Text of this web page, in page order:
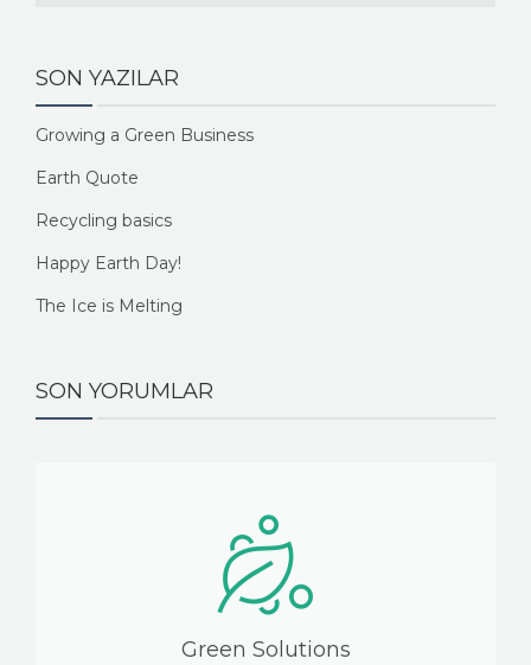
SON YAZILAR
Growing a Green Business
Earth Quote
Recycling basics
Happy Earth Day!
The Ice is Melting
SON YORUMLAR
Green Solutions